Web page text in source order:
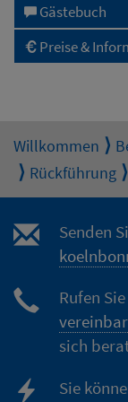
Gästebuch
Preise &
Willkommen
Rückführung
Senden
Rufen
sich
Sie